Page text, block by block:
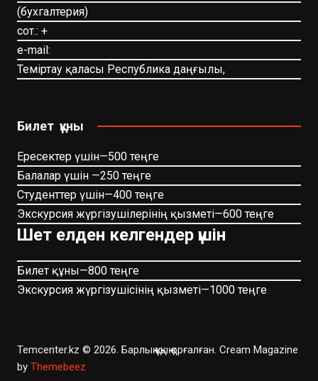
(бухгалтерия)
сот.: +
e-mail:
Теміртау қаласы Республика даңғылы,
Билет құны
Ересектер үшін—500 теңге
Балалар үшін —250 теңге
Студенттер үшін—400 теңге
Экскурсия жүргізушілерінің қызметі—600 теңге
Шет елден келгендер үшін
Билет құны—800 теңге
Экскурсия жүргізушісінің қызметі—1000 теңге
Temcenter.kz © 2026. Барлық құқық қорғалған. Cream Magazine
by Themebeez